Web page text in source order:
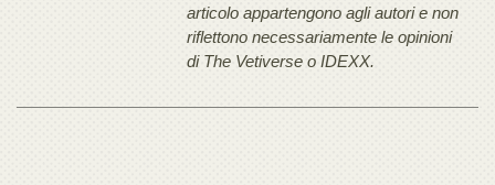
articolo appartengono agli autori e non
riflettono necessariamente le opinioni
di The Vetiverse o IDEXX.